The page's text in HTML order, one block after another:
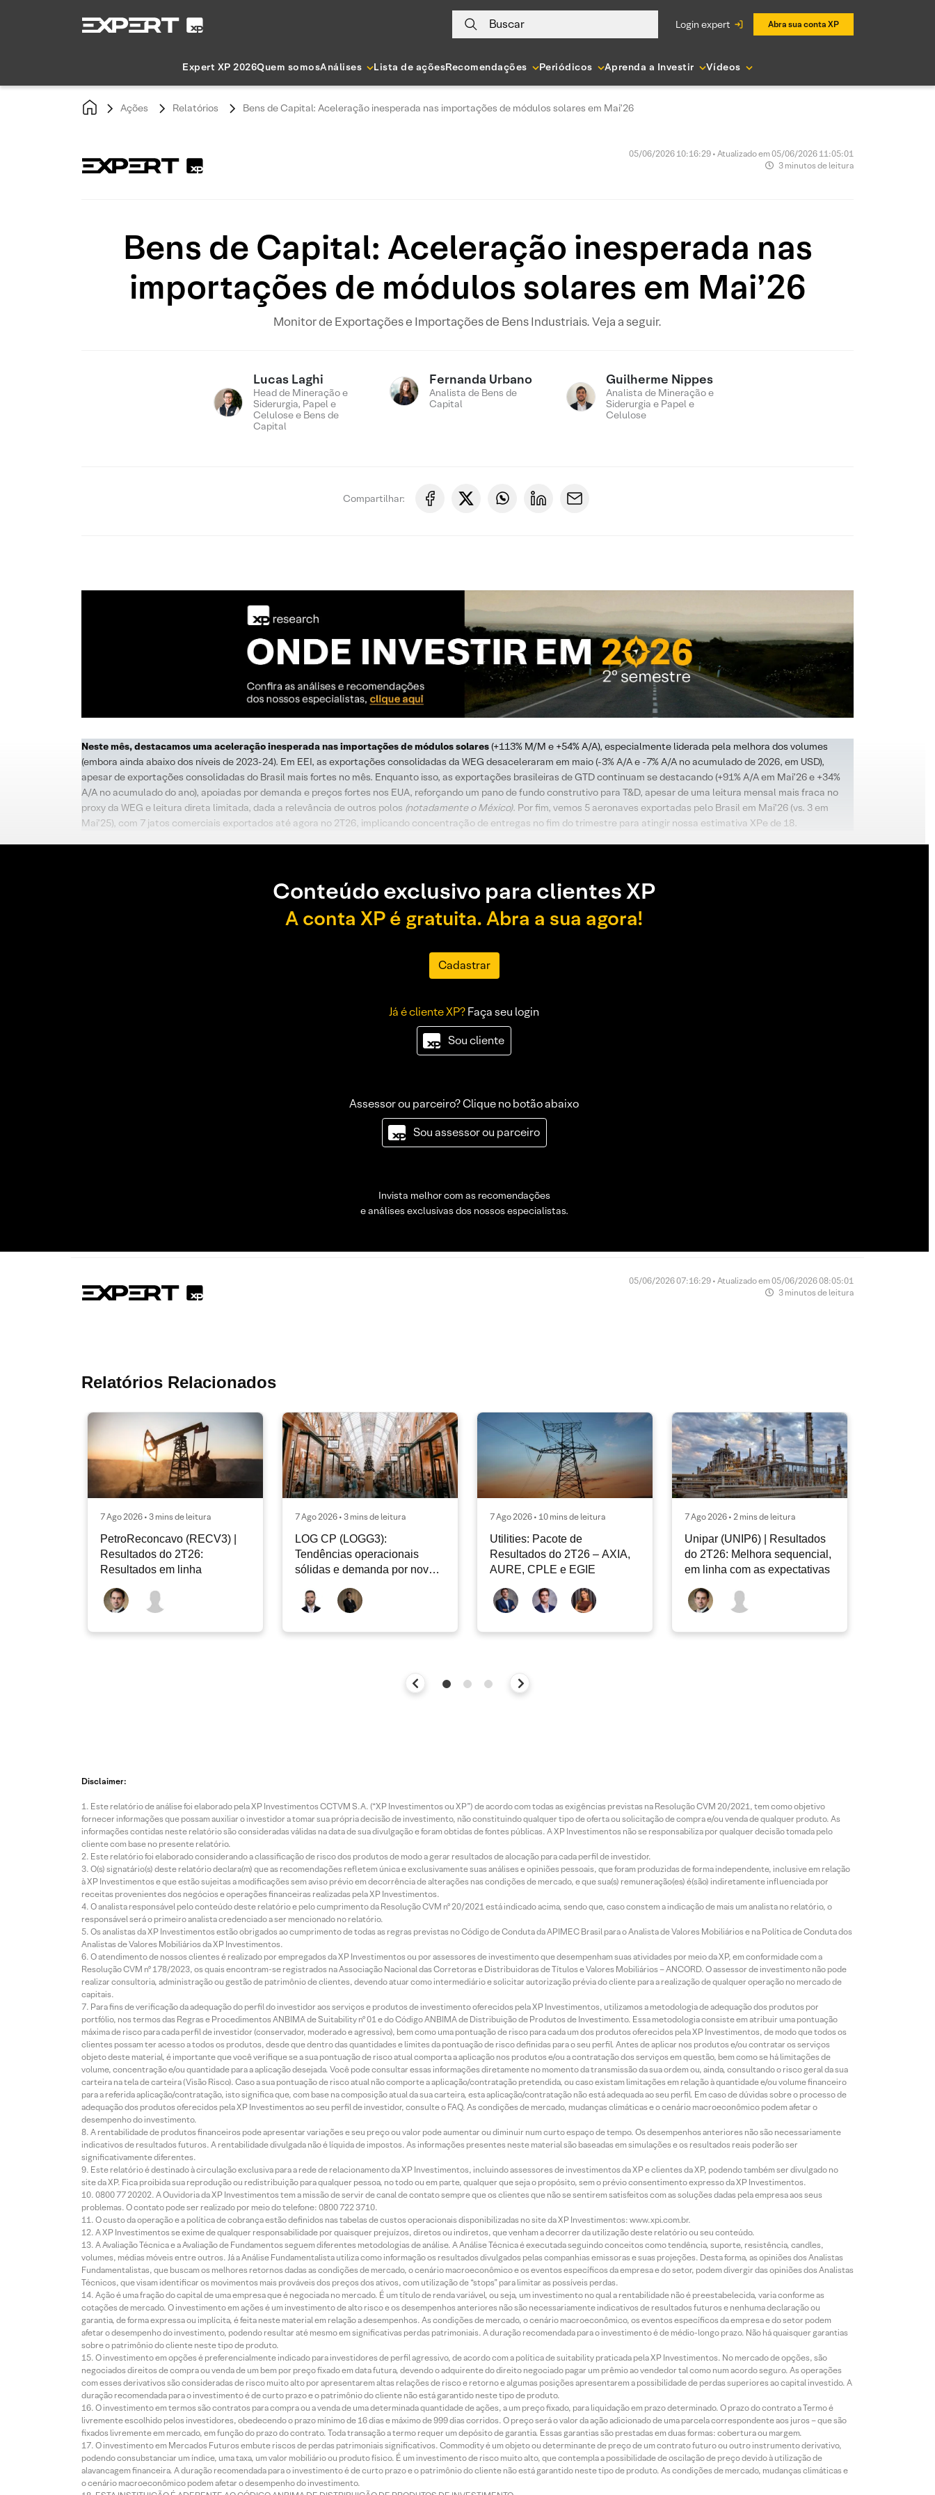
Buscar login expert Abra sua conta XP
Expert XP 2026Quem somosAnálises Lista de açõesRecomendações Periódicos Aprenda a Investir Vídeos
Ações Relatórios Bens de Capital: Aceleração inesperada nas importações de módulos solares em Mai’26
05/06/2026 10:16:29 • Atualizado em 05/06/2026 11:05:01
3 minutos de leitura
Bens de Capital: Aceleração inesperada nas
importações de módulos solares em Mai’26
Monitor de Exportações e Importações de Bens Industriais. Veja a seguir.
Lucas Laghi
Head de Mineração e
Siderurgia, Papel e
Celulose e Bens de
Capital
Fernanda Urbano
Analista de Bens de
Capital
Guilherme Nippes
Analista de Mineração e
Siderurgia e Papel e
Celulose
Compartilhar:
Neste mês, destacamos uma aceleração inesperada nas importações de módulos solares(+113% M/M e +54% A/A), especialmente liderada pela melhora dos volumes
(embora ainda abaixo dos níveis de 2023-24). Em EEI, as exportações consolidadas da WEG desaceleraram em maio (-3% A/A e -7% A/A no acumulado de 2026, em USD),
apesar de exportações consolidadas do Brasil mais fortes no mês. Enquanto isso, as exportações brasileiras de GTD continuam se destacando (+91% A/A em Mai’26 e +34%
A/A no acumulado do ano), apoiadas por demanda e preços fortes nos EUA, reforçando um pano de fundo construtivo para T&D, apesar de uma leitura mensal mais fraca no
proxy da WEG e leitura direta limitada, dada a relevância de outros polos (notadamente o México). Por fim, vemos 5 aeronaves exportadas pelo Brasil em Mai’26 (vs. 3 em
Mai’25), com 7 jatos comerciais exportados até agora no 2T26, implicando concentração de entregas no fim do trimestre para atingir nossa estimativa XPe de 18.
Conteúdo exclusivo para clientes XP
A conta XP é gratuita. Abra a sua agora!
Cadastrar
Já é cliente XP?Faça seu login
Sou cliente
Assessor ou parceiro? Clique no botão abaixo
Sou assessor ou parceiro
Invista melhor com as recomendações
e análises exclusivas dos nossos especialistas.
05/06/2026 07:16:29 • Atualizado em 05/06/2026 08:05:01
3 minutos de leitura
Relatórios Relacionados
7 Ago 2026 • 3 mins de leitura
PetroReconcavo (RECV3) |
Resultados do 2T26:
Resultados em linha
7 Ago 2026 • 3 mins de leitura
LOG CP (LOGG3):
Tendências operacionais
sólidas e demanda por nova
reciclagem de ativos
7 Ago 2026 • 10 mins de leitura
Utilities: Pacote de
Resultados do 2T26 – AXIA,
AURE, CPLE e EGIE
7 Ago 2026 • 2 mins de leitura
Unipar (UNIP6) | Resultados
do 2T26: Melhora sequencial,
em linha com as expectativas
Disclaimer:
Este relatório de análise foi elaborado pela XP Investimentos CCTVM S.A. (“XP Investimentos ou XP”) de acordo com todas as exigências previstas na Resolução CVM 20/2021, tem como objetivo
fornecer informações que possam auxiliar o investidor a tomar sua própria decisão de investimento, não constituindo qualquer tipo de oferta ou solicitação de compra e/ou venda de qualquer produto. As
informações contidas neste relatório são consideradas válidas na data de sua divulgação e foram obtidas de fontes públicas. A XP Investimentos não se responsabiliza por qualquer decisão tomada pelo
cliente com base no presente relatório.
Este relatório foi elaborado considerando a classificação de risco dos produtos de modo a gerar resultados de alocação para cada perfil de investidor.
O(s) signatário(s) deste relatório declara(m) que as recomendações refletem única e exclusivamente suas análises e opiniões pessoais, que foram produzidas de forma independente, inclusive em relação
à XP Investimentos e que estão sujeitas a modificações sem aviso prévio em decorrência de alterações nas condições de mercado, e que sua(s) remuneração(es) é(são) indiretamente influenciada por
receitas provenientes dos negócios e operações financeiras realizadas pela XP Investimentos.
O analista responsável pelo conteúdo deste relatório e pelo cumprimento da Resolução CVM nº 20/2021 está indicado acima, sendo que, caso constem a indicação de mais um analista no relatório, o
responsável será o primeiro analista credenciado a ser mencionado no relatório.
Os analistas da XP Investimentos estão obrigados ao cumprimento de todas as regras previstas no Código de Conduta da APIMEC Brasil para o Analista de Valores Mobiliários e na Política de Conduta dos
Analistas de Valores Mobiliários da XP Investimentos.
O atendimento de nossos clientes é realizado por empregados da XP Investimentos ou por assessores de investimento que desempenham suas atividades por meio da XP, em conformidade com a
Resolução CVM nº 178/2023, os quais encontram-se registrados na Associação Nacional das Corretoras e Distribuidoras de Títulos e Valores Mobiliários – ANCORD. O assessor de investimento não pode
realizar consultoria, administração ou gestão de patrimônio de clientes, devendo atuar como intermediário e solicitar autorização prévia do cliente para a realização de qualquer operação no mercado de
capitais.
Para fins de verificação da adequação do perfil do investidor aos serviços e produtos de investimento oferecidos pela XP Investimentos, utilizamos a metodologia de adequação dos produtos por
portfólio, nos termos das Regras e Procedimentos ANBIMA de Suitability nº 01 e do Código ANBIMA de Distribuição de Produtos de Investimento. Essa metodologia consiste em atribuir uma pontuação
máxima de risco para cada perfil de investidor (conservador, moderado e agressivo), bem como uma pontuação de risco para cada um dos produtos oferecidos pela XP Investimentos, de modo que todos os
clientes possam ter acesso a todos os produtos, desde que dentro das quantidades e limites da pontuação de risco definidas para o seu perfil. Antes de aplicar nos produtos e/ou contratar os serviços
objeto deste material, é importante que você verifique se a sua pontuação de risco atual comporta a aplicação nos produtos e/ou a contratação dos serviços em questão, bem como se há limitações de
volume, concentração e/ou quantidade para a aplicação desejada. Você pode consultar essas informações diretamente no momento da transmissão da sua ordem ou, ainda, consultando o risco geral da sua
carteira na tela de carteira (Visão Risco). Caso a sua pontuação de risco atual não comporte a aplicação/contratação pretendida, ou caso existam limitações em relação à quantidade e/ou volume financeiro
para a referida aplicação/contratação, isto significa que, com base na composição atual da sua carteira, esta aplicação/contratação não está adequada ao seu perfil. Em caso de dúvidas sobre o processo de
adequação dos produtos oferecidos pela XP Investimentos ao seu perfil de investidor, consulte o FAQ. As condições de mercado, mudanças climáticas e o cenário macroeconômico podem afetar o
desempenho do investimento.
A rentabilidade de produtos financeiros pode apresentar variações e seu preço ou valor pode aumentar ou diminuir num curto espaço de tempo. Os desempenhos anteriores não são necessariamente
indicativos de resultados futuros. A rentabilidade divulgada não é líquida de impostos. As informações presentes neste material são baseadas em simulações e os resultados reais poderão ser
significativamente diferentes.
Este relatório é destinado à circulação exclusiva para a rede de relacionamento da XP Investimentos, incluindo assessores de investimentos da XP e clientes da XP, podendo também ser divulgado no
site da XP. Fica proibida sua reprodução ou redistribuição para qualquer pessoa, no todo ou em parte, qualquer que seja o propósito, sem o prévio consentimento expresso da XP Investimentos.
0800 77 20202. A Ouvidoria da XP Investimentos tem a missão de servir de canal de contato sempre que os clientes que não se sentirem satisfeitos com as soluções dadas pela empresa aos seus
problemas. O contato pode ser realizado por meio do telefone: 0800 722 3710.
O custo da operação e a política de cobrança estão definidos nas tabelas de custos operacionais disponibilizadas no site da XP Investimentos: www.xpi.com.br.
A XP Investimentos se exime de qualquer responsabilidade por quaisquer prejuízos, diretos ou indiretos, que venham a decorrer da utilização deste relatório ou seu conteúdo.
A Avaliação Técnica e a Avaliação de Fundamentos seguem diferentes metodologias de análise. A Análise Técnica é executada seguindo conceitos como tendência, suporte, resistência, candles,
volumes, médias móveis entre outros. Já a Análise Fundamentalista utiliza como informação os resultados divulgados pelas companhias emissoras e suas projeções. Desta forma, as opiniões dos Analistas
Fundamentalistas, que buscam os melhores retornos dadas as condições de mercado, o cenário macroeconômico e os eventos específicos da empresa e do setor, podem divergir das opiniões dos Analistas
Técnicos, que visam identificar os movimentos mais prováveis dos preços dos ativos, com utilização de “stops” para limitar as possíveis perdas.
Ação é uma fração do capital de uma empresa que é negociada no mercado. É um título de renda variável, ou seja, um investimento no qual a rentabilidade não é preestabelecida, varia conforme as
cotações de mercado. O investimento em ações é um investimento de alto risco e os desempenhos anteriores não são necessariamente indicativos de resultados futuros e nenhuma declaração ou
garantia, de forma expressa ou implícita, é feita neste material em relação a desempenhos. As condições de mercado, o cenário macroeconômico, os eventos específicos da empresa e do setor podem
afetar o desempenho do investimento, podendo resultar até mesmo em significativas perdas patrimoniais. A duração recomendada para o investimento é de médio-longo prazo. Não há quaisquer garantias
sobre o patrimônio do cliente neste tipo de produto.
O investimento em opções é preferencialmente indicado para investidores de perfil agressivo, de acordo com a política de suitability praticada pela XP Investimentos. No mercado de opções, são
negociados direitos de compra ou venda de um bem por preço fixado em data futura, devendo o adquirente do direito negociado pagar um prêmio ao vendedor tal como num acordo seguro. As operações
com esses derivativos são consideradas de risco muito alto por apresentarem altas relações de risco e retorno e algumas posições apresentarem a possibilidade de perdas superiores ao capital investido. A
duração recomendada para o investimento é de curto prazo e o patrimônio do cliente não está garantido neste tipo de produto.
O investimento em termos são contratos para compra ou a venda de uma determinada quantidade de ações, a um preço fixado, para liquidação em prazo determinado. O prazo do contrato a Termo é
livremente escolhido pelos investidores, obedecendo o prazo mínimo de 16 dias e máximo de 999 dias corridos. O preço será o valor da ação adicionado de uma parcela correspondente aos juros – que são
fixados livremente em mercado, em função do prazo do contrato. Toda transação a termo requer um depósito de garantia. Essas garantias são prestadas em duas formas: cobertura ou margem.
O investimento em Mercados Futuros embute riscos de perdas patrimoniais significativos. Commodity é um objeto ou determinante de preço de um contrato futuro ou outro instrumento derivativo,
podendo consubstanciar um índice, uma taxa, um valor mobiliário ou produto físico. É um investimento de risco muito alto, que contempla a possibilidade de oscilação de preço devido à utilização de
alavancagem financeira. A duração recomendada para o investimento é de curto prazo e o patrimônio do cliente não está garantido neste tipo de produto. As condições de mercado, mudanças climáticas e
o cenário macroeconômico podem afetar o desempenho do investimento.